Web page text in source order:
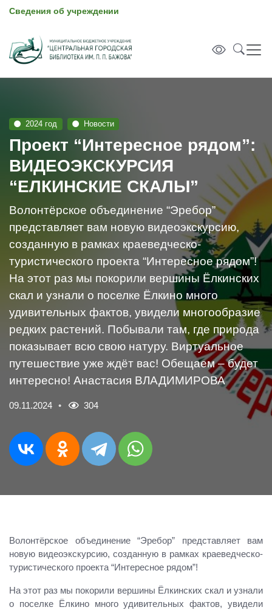
Сведения об учреждении
2024 год Новости
Проект “Интересное рядом”:
ВИДЕОЭКСКУРСИЯ
“ЕЛКИНСКИЕ СКАЛЫ”
Волонтёрское объединение “Эребор”
представляет вам новую видеоэкскурсию,
созданную в рамках краеведческо-
туристического проекта “Интересное рядом”!
На этот раз мы покорили вершины Ёлкинских
скал и узнали о поселке Ёлкино много
удивительных фактов, увидели многообразие
редких растений. Побывали там, где природа
показывает всю свою натуру. Виртуальное
путешествие уже ждёт вас! Обещаем – будет
интересно! Анастасия ВЛАДИМИРОВА
09.11.2024 304
Волонтёрское объединение “Эребор” представляет вам
новую видеоэкскурсию, созданную в рамках краеведческо-
туристического проекта “Интересное рядом”!
На этот раз мы покорили вершины Ёлкинских скал и узнали
о поселке Ёлкино много удивительных фактов, увидели